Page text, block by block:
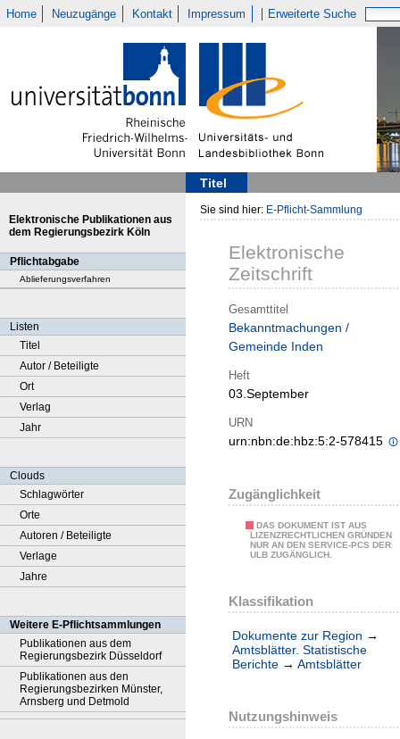
Home Neuzugänge Kontakt Impressum Erweiterte Suche
Titel
Elektronische Publikationen aus
dem Regierungsbezirk Köln
Pflichtabgabe
Ablieferungsverfahren
Listen
Titel
Autor / Beteiligte
Ort
Verlag
Jahr
Clouds
Schlagwörter
Orte
Autoren / Beteiligte
Verlage
Jahre
Weitere E-Pflichtsammlungen
Publikationen aus dem
Regierungsbezirk Düsseldorf
Publikationen aus den
Regierungsbezirken Münster,
Arnsberg und Detmold
Sie sind hier: E-Pflicht-Sammlung
Elektronische
Zeitschrift
Gesamttitel
Bekanntmachungen /
Gemeinde Inden
Heft
03.September
URN
urn:nbn:de:hbz:5:2-578415
Zugänglichkeit
DAS DOKUMENT IST AUS
LIZENZRECHTLICHEN GRÜNDEN
NUR AN DEN SERVICE-PCS DER
ULB ZUGÄNGLICH.
Klassifikation
Dokumente zur Region →
Amtsblätter. Statistische
Berichte → Amtsblätter
Nutzungshinweis